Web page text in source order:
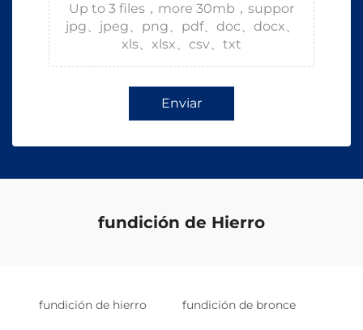
Up to 3 files，more 30mb，suppor
jpg、jpeg、png、pdf、doc、docx、
xls、xlsx、csv、txt
Enviar
fundición de Hierro
fundición de hierro fundición de bronce